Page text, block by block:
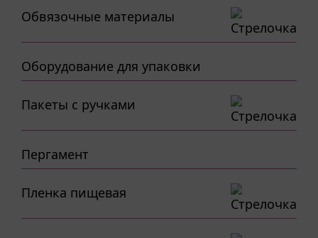
Обвязочные материалы
Оборудование для упаковки
Пакеты с ручками
Пергамент
Пленка пищевая